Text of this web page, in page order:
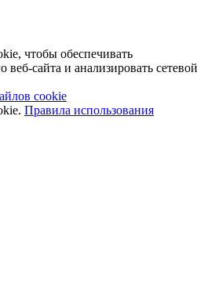
чтобы обеспечивать
сайта и анализировать сетевой
cookie
Правила использования